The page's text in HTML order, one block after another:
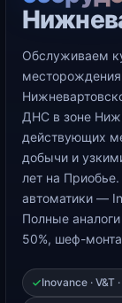
Обслуживаем
ДНС в зоне
действующих
добычи и
лет на
автоматики —
Полные
50%, шеф-
Inovance · V&T